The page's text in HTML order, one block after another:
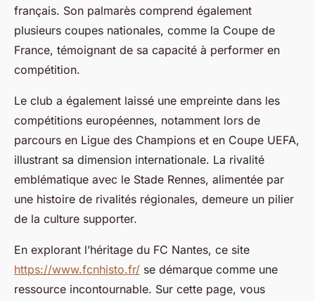
français. Son palmarès comprend également
plusieurs coupes nationales, comme la Coupe de
France, témoignant de sa capacité à performer en
compétition.
Le club a également laissé une empreinte dans les
compétitions européennes, notamment lors de
parcours en Ligue des Champions et en Coupe UEFA,
illustrant sa dimension internationale. La rivalité
emblématique avec le Stade Rennes, alimentée par
une histoire de rivalités régionales, demeure un pilier
de la culture supporter.
En explorant l’héritage du FC Nantes, ce site
https://www.fcnhisto.fr/ se démarque comme une
ressource incontournable. Sur cette page, vous